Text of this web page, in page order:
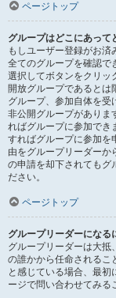
ページトップ
グループはどこにあって
もしユーザー登録がお済
全てのグループを確認で
選択してボタンをクリッ
開放グループであるとは
グループ、参加自体を受
非公開グループがありま
ればグループに参加でき
すればグループに参加を
由をグループリーダーか
の申請を却下されてもグ
ださい。
ページトップ
グループリーダーになる
グループリーダーは大抵
の誰かから任命されるこ
と感じている場合、最
ージで問い合わせてみる